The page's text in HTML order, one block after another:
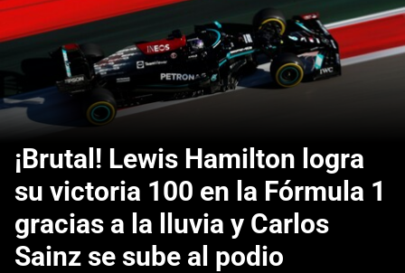
¡Brutal! Lewis Hamilton logra
su victoria 100 en la Fórmula 1
gracias a la lluvia y Carlos
Sainz se sube al podio